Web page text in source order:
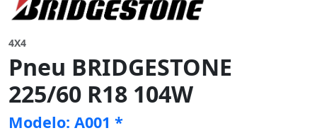
4X4
Pneu BRIDGESTONE
225/60 R18 104W
Modelo: A001 *